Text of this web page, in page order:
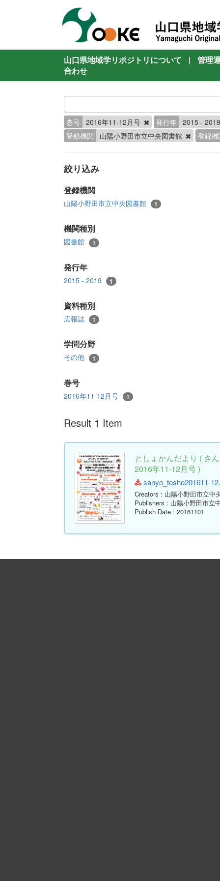
山口県地域学リポジトリについて |
管理
合わせ
巻号 2016年11-12月号 発行年 2015 -
登録機関
山陽小野田市立中央図書館 登録
絞り込み
登録機関
山陽小野田市立中央図書館 1
機関種別
図書館 1
発行年
2015 - 2019 1
資料種別
広報誌 1
学問分野
その他 1
巻号
2016年11-12月号 1
Result 1 Item
としょかんだより ( さ
2016年11-12月号 )
sanyo_tosho201611-
Creators : 山陽小野田市立中
Publishers : 山陽小野田市立
Publish Date : 20161101